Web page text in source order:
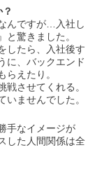
んですが…入社し
驚きました。
したら、入社後す
に、バックエンド
らえたり。
させてくれる。
ませんでした。
手なイメージが
した人間関係は全